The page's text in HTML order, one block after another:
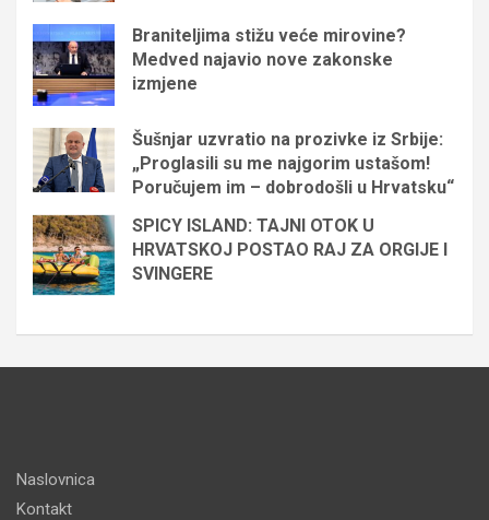
Braniteljima stižu veće mirovine?
Medved najavio nove zakonske
izmjene
Šušnjar uzvratio na prozivke iz Srbije:
„Proglasili su me najgorim ustašom!
Poručujem im – dobrodošli u Hrvatsku“
SPICY ISLAND: TAJNI OTOK U
HRVATSKOJ POSTAO RAJ ZA ORGIJE I
SVINGERE
Naslovnica
Kontakt